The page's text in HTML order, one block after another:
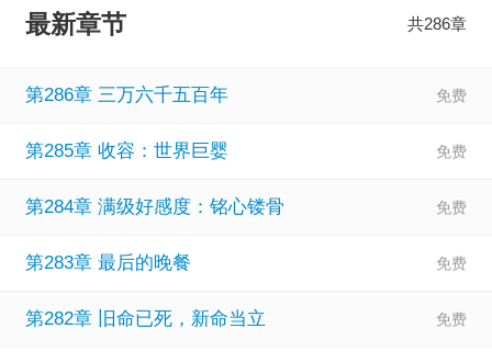
选择自己的养成角色后。 却发现，世界远比他想象中还要危
内的红雨伞、深夜中的血腥味，皆是索命征兆。 限制级、危
最新章节 共286章
第286章 三万六千五百年
第285章 收容：世界巨婴
第284章 满级好感度：铭心镂骨
第283章 最后的晚餐
第282章 旧命已死，新命当立